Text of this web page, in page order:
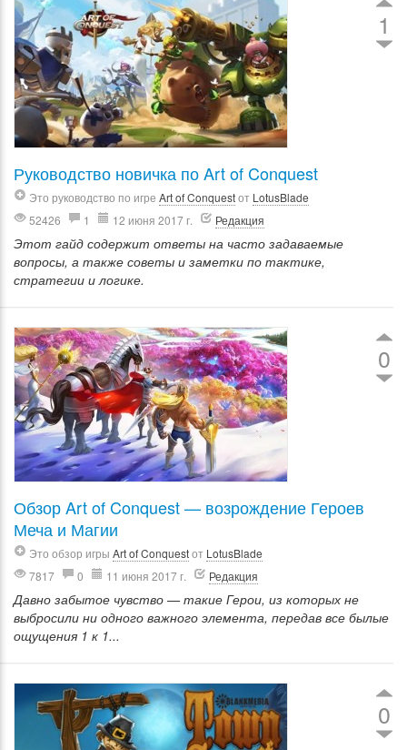
1
Руководство новичка по Art of Conquest
Это руководство по игре Art of Conquestот LotusBlade
52426
1 12 июня 2017 г. Редакция
Этот гайд содержит ответы на часто задаваемые
вопросы, а также советы и заметки по тактике,
стратегии и логике.
0
Обзор Art of Conquest — возрождение Героев
Меча и Магии
Это обзор игры Art of Conquestот LotusBlade
7817
0 11 июня 2017 г. Редакция
Давно забытое чувство — такие Герои, из которых не
выбросили ни одного важного элемента, передав все былые
ощущения 1 к 1...
0